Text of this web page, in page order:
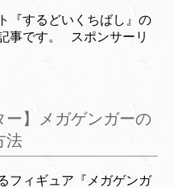
『するどいくちばし』の
事です。 スポンサーリ
ー】メガゲンガーの
法
フィギュア『メガゲンガ